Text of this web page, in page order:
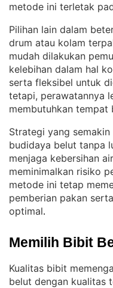
metode ini terletak
Pilihan lain dalam
drum atau kolam
mudah dilakukan
kelebihan dalam hal
serta fleksibel untuk
tetapi, perawatannya
membutuhkan tempat
Strategi yang
budidaya belut tanpa
menjaga kebersihan
meminimalkan risiko
metode ini tetap
pemberian pakan
optimal.
Memilih Bibit
Kualitas bibit
belut dengan kualitas